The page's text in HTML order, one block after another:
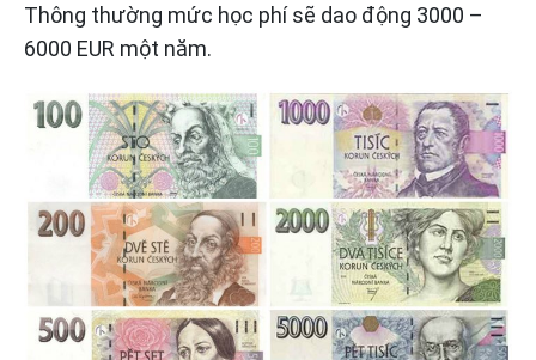
Thông thường mức học phí sẽ dao động 3000 –
6000 EUR một năm.